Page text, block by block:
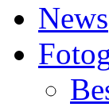
News